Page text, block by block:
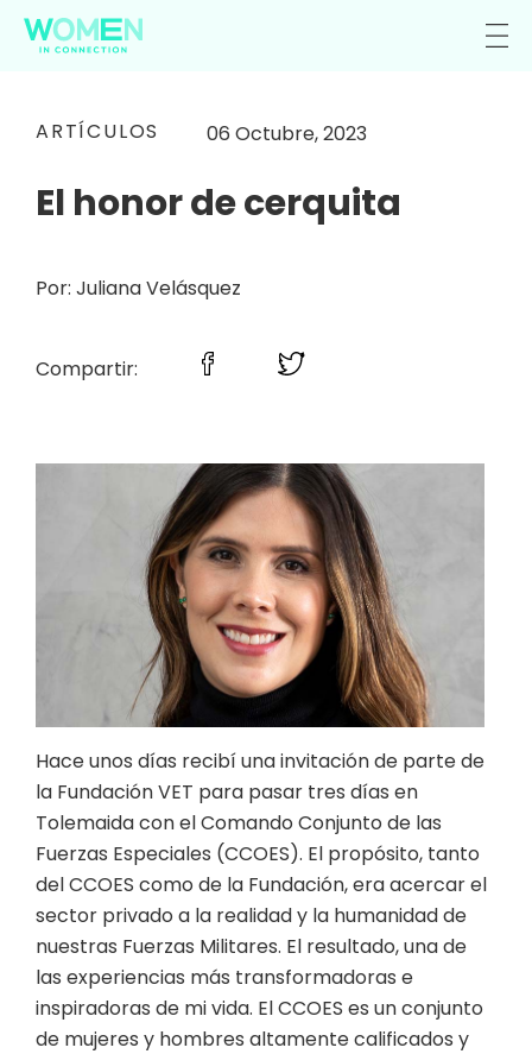
ARTÍCULOS 06 Octubre, 2023
El honor de cerquita
Por: Juliana Velásquez
Compartir:
Hace unos días recibí una invitación de parte de
la Fundación VET para pasar tres días en
Tolemaida con el Comando Conjunto de las
Fuerzas Especiales (CCOES). El propósito, tanto
del CCOES como de la Fundación, era acercar el
sector privado a la realidad y la humanidad de
nuestras Fuerzas Militares. El resultado, una de
las experiencias más transformadoras e
inspiradoras de mi vida. El CCOES es un conjunto
de mujeres y hombres altamente calificados y